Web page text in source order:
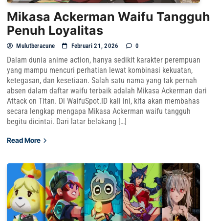
Mikasa Ackerman Waifu Tangguh
Penuh Loyalitas
Mulutberacune Februari 21, 2026 0
Dalam dunia anime action, hanya sedikit karakter perempuan
yang mampu mencuri perhatian lewat kombinasi kekuatan,
ketegasan, dan kesetiaan. Salah satu nama yang tak pernah
absen dalam daftar waifu terbaik adalah Mikasa Ackerman dari
Attack on Titan. Di WaifuSpot.ID kali ini, kita akan membahas
secara lengkap mengapa Mikasa Ackerman waifu tangguh
begitu dicintai. Dari latar belakang […]
Read More